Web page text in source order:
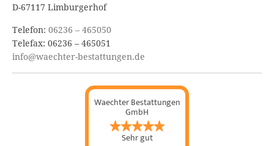
D-67117 Limburgerhof
Telefon: 06236 – 465050
Telefax: 06236 – 465051
info@waechter-bestattungen.de
Waechter Bestattungen
GmbH
Sehr gut